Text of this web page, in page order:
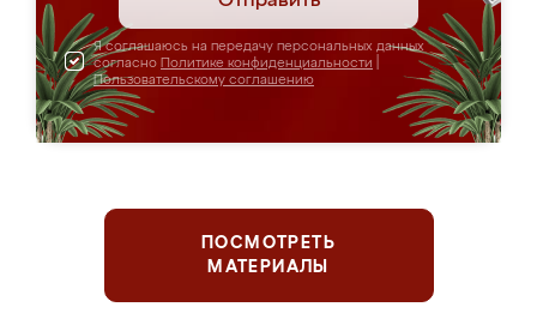
Я соглашаюсь на передачу персональных данных
согласно Политике конфиденциальности
Пользовательскому соглашению
ПОСМОТРЕТЬ
МАТЕРИАЛЫ